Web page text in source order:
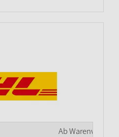
Ab Warenwert